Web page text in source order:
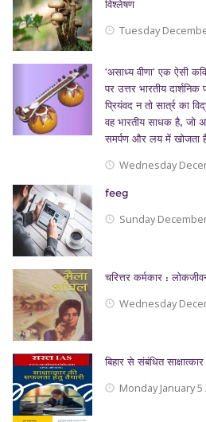
विश्लेषण
Tuesday
‘असाध्य वीणा’ एक ऐसी
पर उत्तर भारतीय
प्रियंवद न तो सार्त्र का
वह भारतीय साधक है, जो
समर्पण और लय में खोजता
Wednesday
feeg
Sunday
चरित्तर कर्मकार :
Wednesday
बिहार से संबंधित
Monday January 5